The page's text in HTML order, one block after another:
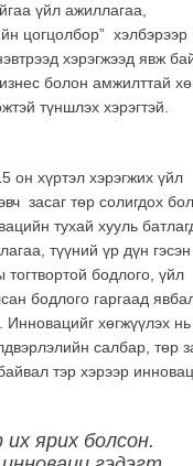
үйл ажиллагаа,
цогцолбор” хэлбэрээр
хэрэгжээд явж
болон амжилттай
түншлэх хэрэгтэй.
он хүртэл хэрэгжих үйл
засаг төр солигдох
тухай хууль
түүний үр дүн гэсэн
бодлого, үйл
бодлого гаргаад
хөгжүүлэх
салбар, төр
тэр хэрээр
ярих болсон.